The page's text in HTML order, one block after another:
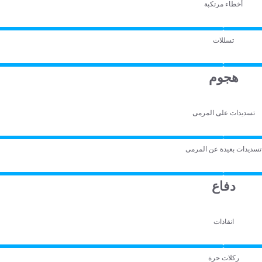
أخطاء مرتكبة
تسللات
هجوم
تسديدات على المرمى
تسديدات بعيدة عن المرمى
دفاع
انقاذات
ركلات حرة